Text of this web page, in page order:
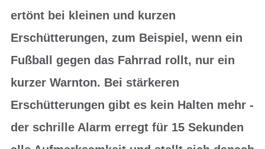
ertönt bei kleinen und kurzen
Erschütterungen, zum Beispiel, wenn ein
Fußball gegen das Fahrrad rollt, nur ein
kurzer Warnton. Bei stärkeren
Erschütterungen gibt es kein Halten mehr -
der schrille Alarm erregt für 15 Sekunden